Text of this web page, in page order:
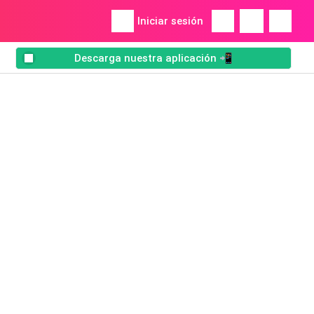
Iniciar sesión
Descarga nuestra aplicación 📲